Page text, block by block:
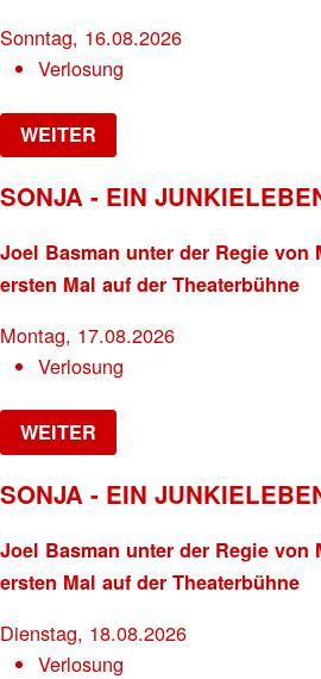
Sonntag, 16.08.2026
Verlosung
WEITER
SONJA - EIN
Joel Basman unter der Regie von
ersten Mal auf der Theaterbühne
Montag, 17.08.2026
Verlosung
WEITER
SONJA - EIN
Joel Basman unter der Regie von
ersten Mal auf der Theaterbühne
Dienstag, 18.08.2026
Verlosung